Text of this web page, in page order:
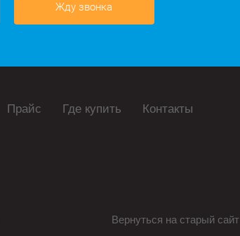
Жду звонка
Прайс Где купить Контакты
Вернуться на старый сайт